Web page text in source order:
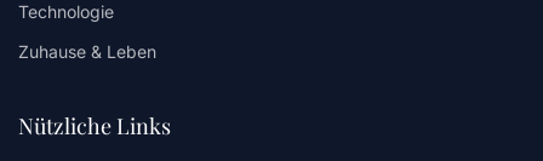
Technologie
Zuhause & Leben
Nützliche Links